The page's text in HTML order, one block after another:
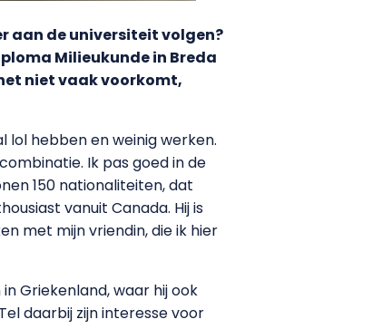
aan de universiteit volgen?
Milieukunde in Breda
niet vaak voorkomt,
lol hebben en weinig werken.
Ik pas goed in de
150 nationaliteiten, dat
vanuit Canada. Hij is
met mijn vriendin, die ik hier
Griekenland, waar hij ook
daarbij zijn interesse voor